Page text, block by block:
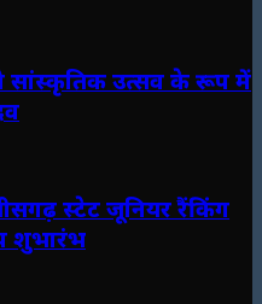
सांस्कृतिक उत्सव के रूप में
स्टेट जूनियर रैंकिंग
शुभारंभ